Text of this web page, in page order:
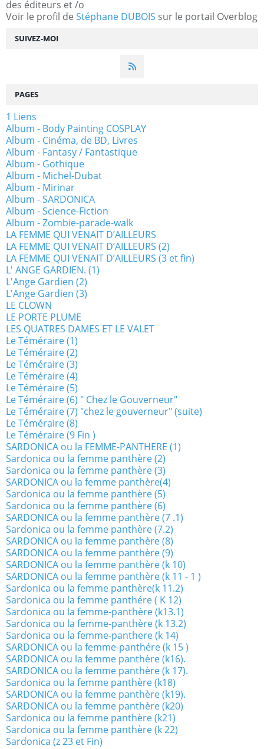
SUIVEZ-MOI
des éditeurs et /o
Voir le profil de Stéphane DUBOIS sur le portail Overblog
PAGES
1 Liens
Album - Body Painting COSPLAY
Album - Cinéma, de BD, Livres
Album - Fantasy / Fantastique
Album - Gothique
Album - Michel-Dubat
Album - Mirinar
Album - SARDONICA
Album - Science-Fiction
Album - Zombie-parade-walk
LA FEMME QUI VENAIT D’AILLEURS
LA FEMME QUI VENAIT D’AILLEURS (2)
LA FEMME QUI VENAIT D’AILLEURS (3 et fin)
L' ANGE GARDIEN. (1)
L'Ange Gardien (2)
L'Ange Gardien (3)
LE CLOWN
LE PORTE PLUME
LES QUATRES DAMES ET LE VALET
Le Téméraire (1)
Le Téméraire (2)
Le Téméraire (3)
Le Téméraire (4)
Le Téméraire (5)
Le Téméraire (6) " Chez le Gouverneur"
Le Téméraire (7) "chez le gouverneur" (suite)
Le Téméraire (8)
Le Téméraire (9 Fin )
SARDONICA ou la FEMME-PANTHERE (1)
Sardonica ou la femme panthère (2)
Sardonica ou la femme panthère (3)
SARDONICA ou la femme panthère(4)
Sardonica ou la femme panthère (5)
Sardonica ou la femme panthère (6)
SARDONICA ou la femme panthère (7 .1)
Sardonica ou la femme panthère (7.2)
SARDONICA ou la femme panthère (8)
SARDONICA ou la femme panthère (9)
SARDONICA ou la femme panthère (k 10)
SARDONICA ou la femme panthère (k 11 - 1 )
Sardonica ou la femme panthère(k 11.2)
Sardonica ou la femme panthére ( K 12)
Sardonica ou la femme-panthère (k13.1)
Sardonica ou la femme-panthère (k 13.2)
Sardonica ou la femme-panthere (k 14)
SARDONICA ou la femme-panthére (k 15 )
SARDONICA ou la femme panthère (k16).
SARDONICA ou la femme panthère (k 17).
Sardonica ou la femme panthère (k18)
SARDONICA ou la femme panthère (k19).
SARDONICA ou la femme panthère (k20)
Sardonica ou la femme panthère (k21)
Sardonica ou la femme panthère (k 22)
Sardonica (z 23 et Fin)